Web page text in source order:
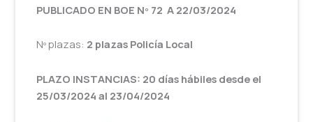
PUBLICADO EN BOE Nº 72 A 22/03/2024
Nº plazas: 2 plazas Policía Local
PLAZO INSTANCIAS: 20 días hábiles desde el
25/03/2024 al 23/04/2024